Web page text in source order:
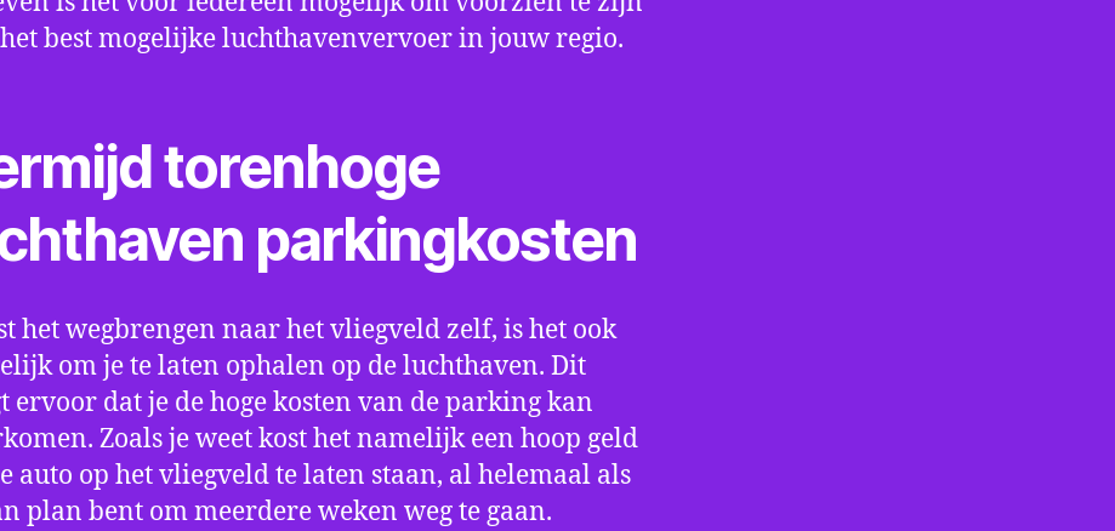
best mogelijke luchthavenvervoer in jouw regio.
torenhoge
parkingkosten
het wegbrengen naar het vliegveld zelf, is het ook
om je te laten ophalen op de luchthaven. Dit
ervoor dat je de hoge kosten van de parking kan
Zoals je weet kost het namelijk een hoop geld
auto op het vliegveld te laten staan, al helemaal als
plan bent om meerdere weken weg te gaan.